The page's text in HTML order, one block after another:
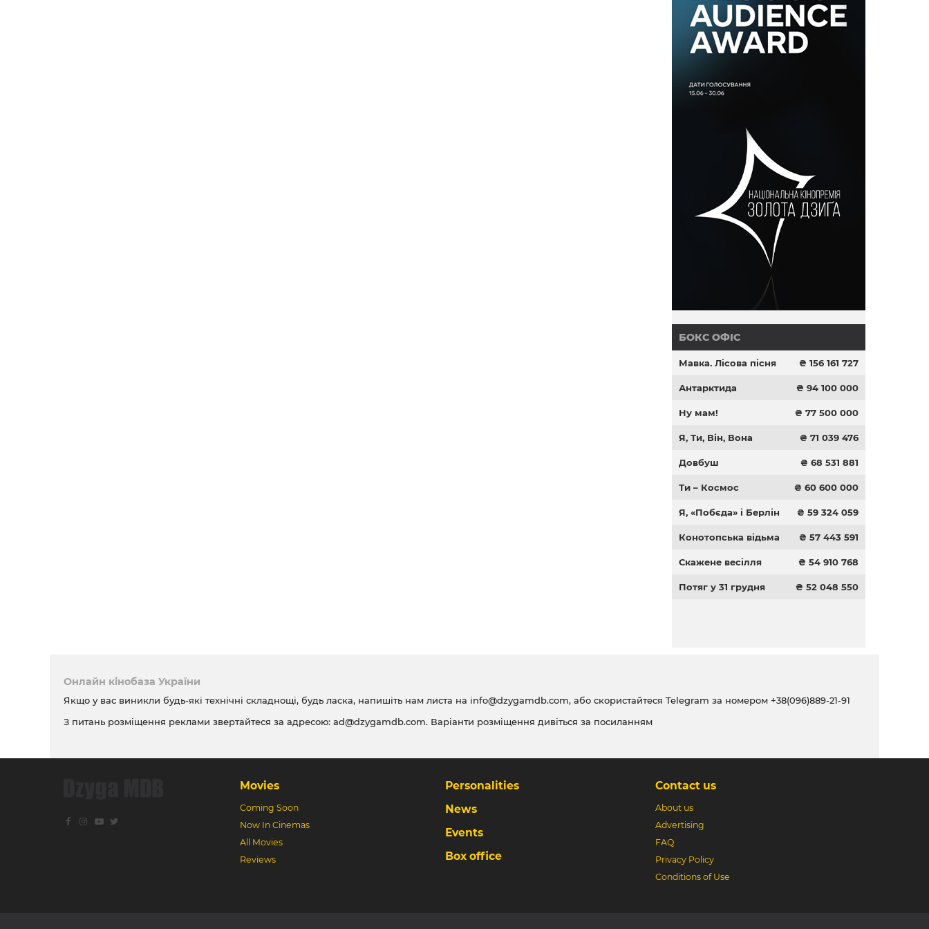
БОКС ОФІС
Мавка. Лісова пісня ₴ 156 161 727
Антарктида ₴ 94 100 000
Ну мам! ₴ 77 500 000
Я, Ти, Він, Вона ₴ 71 039 476
Довбуш ₴ 68 531 881
Ти – Космос ₴ 60 600 000
Я, «Побєда» і Берлін ₴ 59 324 059
Конотопська відьма ₴ 57 443 591
Скажене весілля ₴ 54 910 768
Потяг у 31 грудня ₴ 52 048 550
Онлайн кінобаза України
Якщо у вас виникли будь-які технічні складнощі, будь ласка, напишіть нам листа на info@dzygamdb.com, або скористайтеся Telegram за номером +38(096)889-21-91
З питань розміщення реклами звертайтеся за адресою: ad@dzygamdb.com. Варіанти розміщення дивіться за посиланням
Movies
Coming Soon
Now In Cinemas
All Movies
Reviews
Personalities
News
Events
Box office
Contact us
About us
Advertising
FAQ
Privacy Policy
Conditions of Use